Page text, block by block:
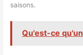
saisons.
Qu'est-ce